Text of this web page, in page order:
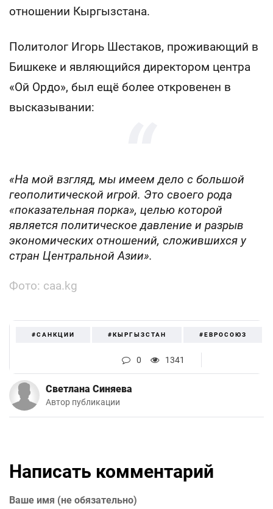
отношении Кыргызстана.
Политолог Игорь Шестаков, проживающий в
Бишкеке и являющийся директором центра
«Ой Ордо», был ещё более откровенен в
высказывании:
«На мой взгляд, мы имеем дело с большой
геополитической игрой. Это своего рода
«показательная порка», целью которой
является политическое давление и разрыв
экономических отношений, сложившихся у
стран Центральной Азии».
Фото: caa.kg
#САНКЦИИ #КЫРГЫЗСТАН #ЕВРОСОЮЗ
0 1341
Светлана Синяева
Автор публикации
Написать комментарий
Ваше имя (не обязательно)